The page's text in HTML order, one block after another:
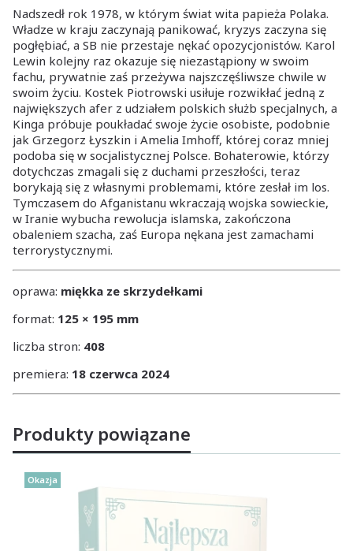
Nadszedł rok 1978, w którym świat wita papieża Polaka.
Władze w kraju zaczynają panikować, kryzys zaczyna się
pogłębiać, a SB nie przestaje nękać opozycjonistów. Karol
Lewin kolejny raz okazuje się niezastąpiony w swoim
fachu, prywatnie zaś przeżywa najszczęśliwsze chwile w
swoim życiu. Kostek Piotrowski usiłuje rozwikłać jedną z
największych afer z udziałem polskich służb specjalnych, a
Kinga próbuje poukładać swoje życie osobiste, podobnie
jak Grzegorz Łyszkin i Amelia Imhoff, której coraz mniej
podoba się w socjalistycznej Polsce. Bohaterowie, którzy
dotychczas zmagali się z duchami przeszłości, teraz
borykają się z własnymi problemami, które zesłał im los.
Tymczasem do Afganistanu wkraczają wojska sowieckie,
w Iranie wybucha rewolucja islamska, zakończona
obaleniem szacha, zaś Europa nękana jest zamachami
terrorystycznymi.
oprawa: miękka ze skrzydełkami
format: 125 × 195 mm
liczba stron: 408
premiera: 18 czerwca 2024
Produkty powiązane
Okazja